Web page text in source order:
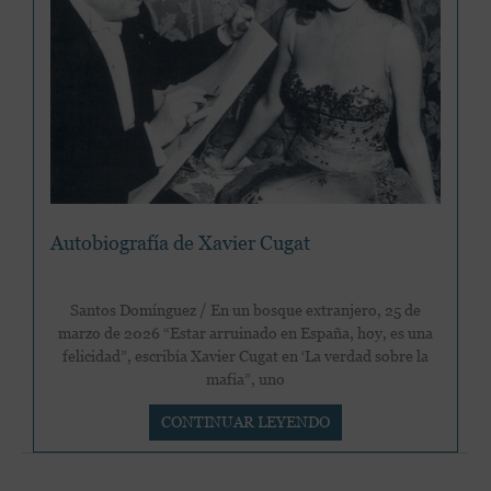
Autobiografía de Xavier Cugat
Santos Domínguez / En un bosque extranjero, 25 de
marzo de 2026 “Estar arruinado en España, hoy, es una
felicidad”, escribía Xavier Cugat en ‘La verdad sobre la
mafia”, uno
Autobiografía
de
CONTINUAR LEYENDO